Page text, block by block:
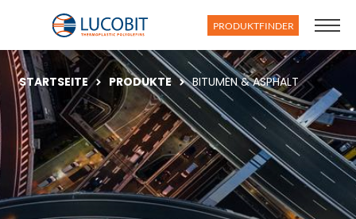
PRODUKTFINDER
STARTSEITE PRODUKTE BITUMEN & ASPHALT